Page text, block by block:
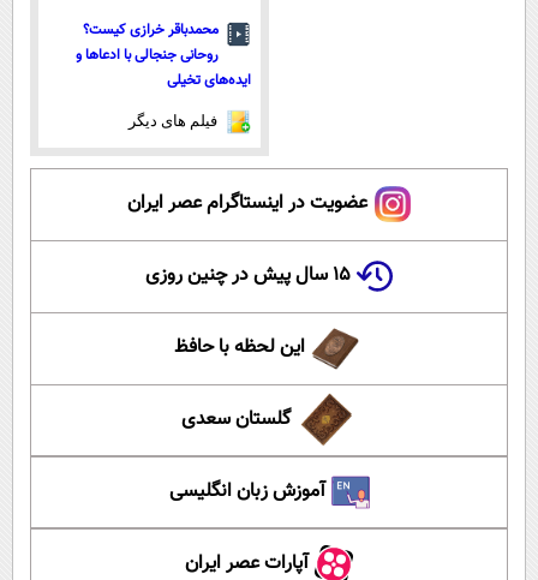
محمدباقر خرازی کیست؟
روحانی جنجالی با ادعاها و
ایده‌های تخیلی
فیلم های دیگر
عضویت در اینستاگرام عصر ایران
۱۵ سال پیش در چنین روزی
این لحظه با حافظ
گلستان سعدی
آموزش زبان انگلیسی
آپارات عصر ایران